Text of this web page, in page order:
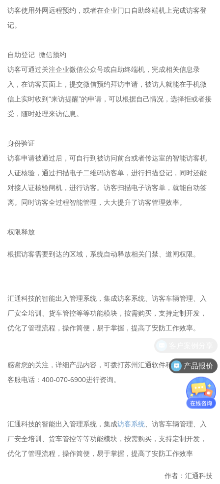
访客使用外网远程预约，或者在企业门口自助终端机上完成访客登
记。
自助登记 微信预约
访客可通过关注企业微信公众号或自助终端机，完成相关信息录
入，在访客页面上，提交微信预约拜访申请，被访人就能在手机微
信上实时收到“来访提醒”的申请，可以根据自己情况，选择拒或者接
受，随时处理来访信息。
身份验证
访客申请被通过后，可自行到被访问前台或者传达室的智能访客机
人证核验，通过扫描电子二维码访客单，进行扫描登记，同时还能
对接人证核验闸机，进行访客。访客扫描电子访客单，就能自动签
离。同时访客全过程智能管理，大大提升了访客管理效率。
权限释放
根据访客需要到达的区域，系统自动释放相关门禁、道闸权限。
汇通科技的智能出入管理系统，集成访客系统、访客车辆管理、入
厂安全培训、货车管控等等功能模块，按需购买，支持定制开发，
优化了管理流程，操作简便，易于掌握，提高了安防工作效率。
感谢您的关注，详细产品内容，可拨打苏州汇通软件科技有限公司
客服电话：400-070-6900进行资询。
汇通科技的智能出入管理系统，集成访客系统 、访客车辆管理、入
厂安全培训、货车管控等等功能模块，按需购买，支持定制开发，
优化了管理流程，操作简便，易于掌握，提高了安防工作效率
作者：汇通科技
产品报价